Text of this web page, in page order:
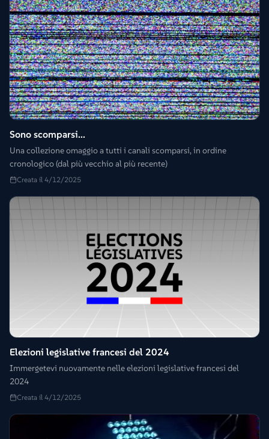
Sono scomparsi...
Una collezione omaggio a tutti i canali scomparsi, in ordine
cronologico (dal più vecchio al più recente)
Creata il 4/12/2025
Elezioni legislative francesi del 2024
Immergetevi nuovamente nelle elezioni legislative francesi del
2024
Creata il 4/12/2025